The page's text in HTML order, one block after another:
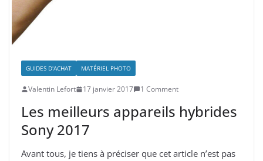
GUIDES D'ACHAT MATÉRIEL PHOTO
Valentin Lefort 17 janvier 2017 1 Comment
Les meilleurs appareils hybrides
Sony 2017
Avant tous, je tiens à préciser que cet article n’est pas